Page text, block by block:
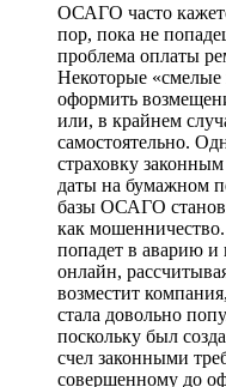
ОСАГО часто
пор, пока не
проблема оплаты
Некоторые «смелые
оформить
или, в крайнем
самостоятельно.
страховку
даты на бумажном
базы ОСАГО
как
попадет в аварию
онлайн,
возместит
стала довольно
поскольку был
счел законными
совершенному до